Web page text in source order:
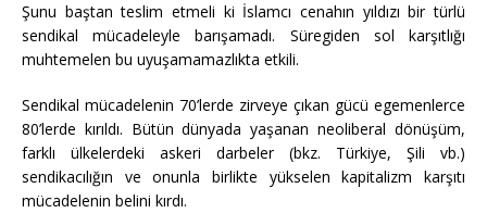
Şunu baştan teslim etmeli ki İslamcı cenahın yıldızı bir türlü
sendikal mücadeleyle barışamadı. Süregiden sol karşıtlığı
muhtemelen bu uyuşamamazlıkta etkili.
Sendikal mücadelenin 70’lerde zirveye çıkan gücü egemenlerce
80’lerde kırıldı. Bütün dünyada yaşanan neoliberal dönüşüm,
farklı ülkelerdeki askeri darbeler (bkz. Türkiye, Şili vb.)
sendikacılığın ve onunla birlikte yükselen kapitalizm karşıtı
mücadelenin belini kırdı.